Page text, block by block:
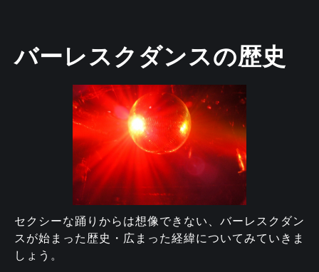
バーレスクダンスの歴史
セクシーな踊りからは想像できない、バーレスクダン
スが始まった歴史・広まった経緯についてみていきま
しょう。